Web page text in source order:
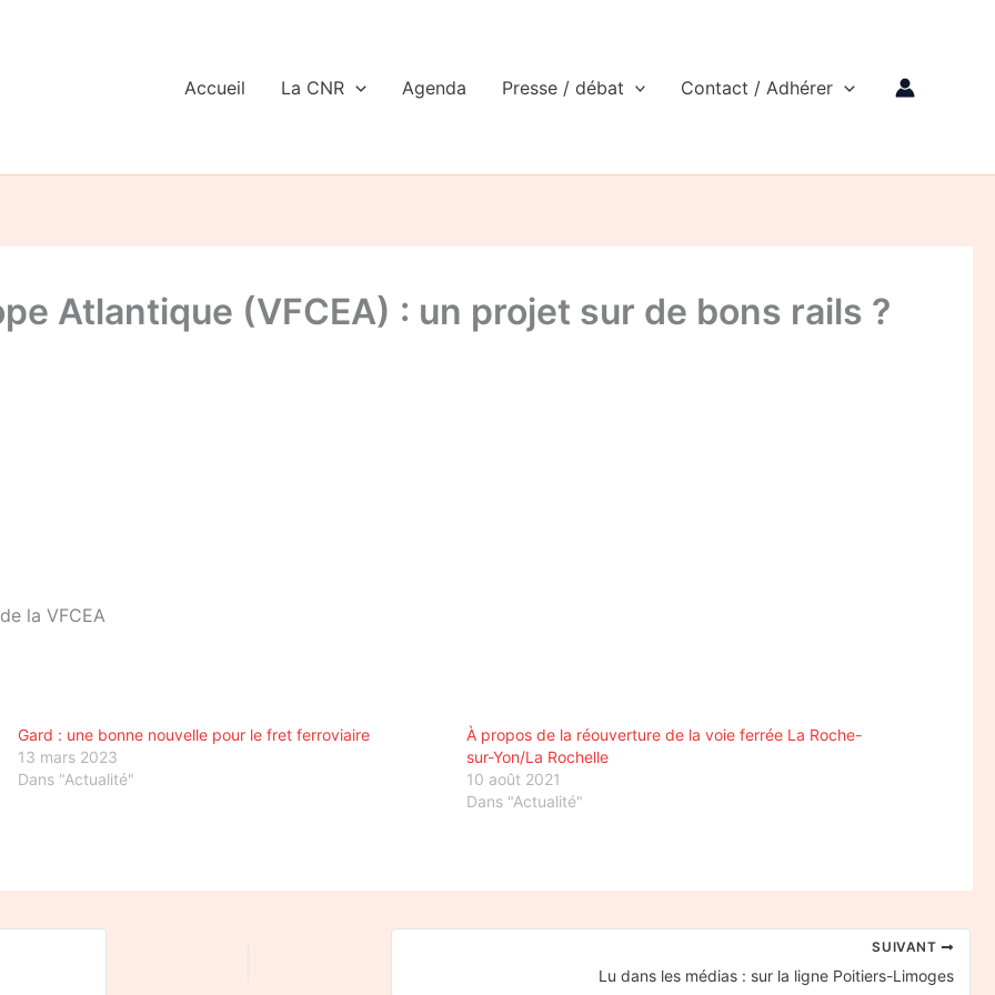
Accueil La CNR Agenda Presse / débat Contact / Adhérer
Atlantique (VFCEA) : un projet sur de bons rails ?
la VFCEA
Gard : une bonne nouvelle pour le fret ferroviaire
13 mars 2023
Dans "Actualité"
À propos de la réouverture de la voie ferrée La Roche-
sur-Yon/La Rochelle
10 août 2021
Dans "Actualité"
SUIVANT
Lu dans les médias : sur la ligne Poitiers-Limoges